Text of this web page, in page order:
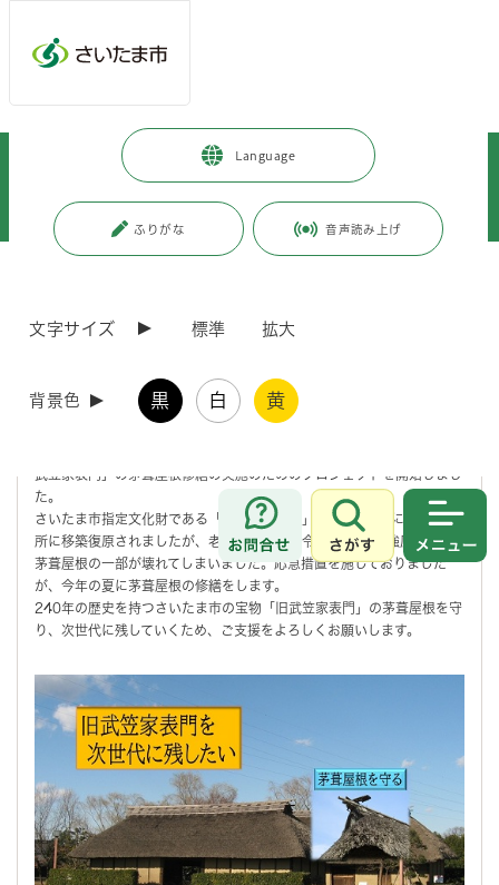
Language
ふりがな 音声読み上げ
文字サイズ 標準 拡大
背景色 黒 白 黄
お問合せ
さがす
観光・スポーツ・文化 > 文化・芸術
>
ディングを実施しています
さいたま市の宝物「旧武笠家表門」の茅葺屋根修
武笠家表門」の茅葺屋根修繕の実施のためのプロジェクトを開始しまし
た。
さいたま市指定文化財である「旧武笠家表門」は、平成6年に現在の場
所に移築復原されましたが、老朽化が進み、令和6年3月、強風により
茅葺屋根の一部が壊れてしまいました。応急措置を施しておりました
が、今年の夏に茅葺屋根の修繕をします。
240年の歴史を持つさいたま市の宝物「旧武笠家表門」の茅葺屋根を守
り、次世代に残していくため、ご支援をよろしくお願いします。